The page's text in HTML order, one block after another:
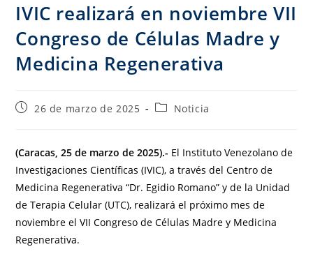
IVIC realizará en noviembre VII
Congreso de Células Madre y
Medicina Regenerativa
26 de marzo de 2025 Noticia
(Caracas, 25 de marzo de 2025).- El Instituto Venezolano de
Investigaciones Científicas (IVIC), a través del Centro de
Medicina Regenerativa “Dr. Egidio Romano” y de la Unidad
de Terapia Celular (UTC), realizará el próximo mes de
noviembre el VII Congreso de Células Madre y Medicina
Regenerativa.